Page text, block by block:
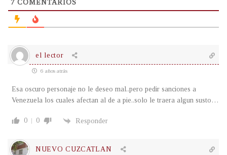
7 COMENTARIOS
el lector
6 años atrás
Esa oscuro personaje no le deseo mal..pero pedir sanciones a
Venezuela los cuales afectan al de a pie..solo le traera algun susto…
0 0 Responder
NUEVO CUZCATLAN